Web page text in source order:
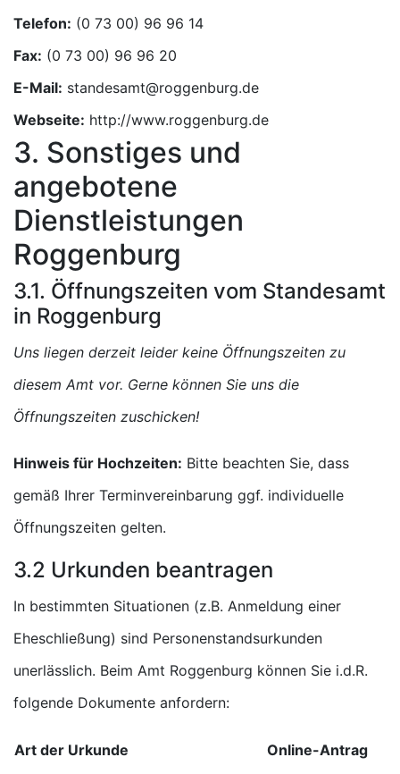
Telefon:
Fax:
E-Mail:
Webseite: http://www.roggenburg.de
3. Sonstiges und
angebotene
Dienstleistungen
Roggenburg
3.1. Öffnungszeiten vom Standesamt
in Roggenburg
Uns liegen derzeit leider keine Öffnungszeiten zu
diesem Amt vor. Gerne können Sie uns die
Öffnungszeiten zuschicken!
Hinweis für Hochzeiten: Bitte beachten Sie, dass
gemäß Ihrer Terminvereinbarung ggf. individuelle
Öffnungszeiten gelten.
3.2 Urkunden beantragen
In bestimmten Situationen (z.B. Anmeldung einer
Eheschließung) sind Personenstandsurkunden
unerlässlich. Beim Amt Roggenburg können Sie i.d.R.
folgende Dokumente anfordern:
Art der Urkunde Online-Antrag